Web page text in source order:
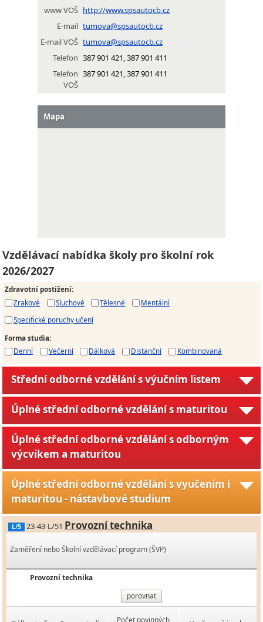
www VOŠ http://www.spsautocb.cz
E-mail tumova@spsautocb.cz
E-mail VOŠ tumova@spsautocb.cz
Telefon 387 901 421, 387 901 411
Telefon
VOŠ
387 901 421, 387 901 411
Mapa
Vzdělávací nabídka školy pro školní rok
2026/2027
Zdravotní postižení:
Zrakové
Sluchové Tělesné
Mentální
Specifické poruchy učení
Forma studia:
Denní
Večerní Dálková Distanční Kombinovaná
Střední odborné vzdělání s výučním listem
Úplné střední odborné vzdělání s maturitou
Úplné střední odborné vzdělání s odborným
výcvikem a maturitou
Úplné střední odborné vzdělání s vyučením i
maturitou - nástavbové studium
L/5 23-43-L/51 Provozní technika
Zaměření nebo Školní vzdělávací program (ŠVP)
Provozní technika
porovnat